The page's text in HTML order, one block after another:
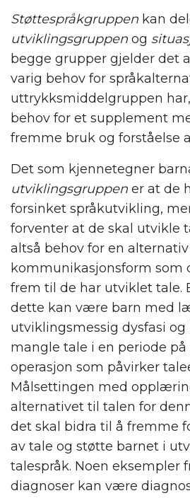
Støttespråkgruppen kan
utviklingsgruppen og
begge grupper gjelder det
varig behov for
uttrykksmiddelgruppen
behov for et supplement
fremme bruk og forståelse
Det som kjennetegner
utviklingsgruppen er at de
forsinket språkutvikling,
forventer at de skal utvikle
altså behov for en alternativ
kommunikasjonsform som
frem til de har utviklet tale.
dette kan være barn med
utviklingsmessig dysfasi og
mangle tale i en periode på
operasjon som påvirker
Målsettingen med
alternativet til talen for
det skal bidra til å fremme
av tale og støtte barnet i
talespråk. Noen eksempler
diagnoser kan være